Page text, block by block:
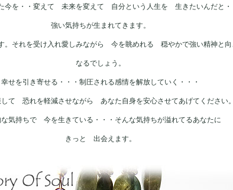
今を・・変えて 未来を変えて 自分という人生を 生きたいんだと・
強い気持ちが生まれてきます。
。それを受け入れ愛しみながら 今を眺めれる 穏やかで強い精神と向
なるでしょう。
幸せを引き寄せる・・・制圧される感情を解放していく・・・
して 恐れを軽減させながら あなた自身を安心させてあげてください。
気持ちで 今を生きている・・・そんな気持ちが溢れてるあなたに
きっと 出会えます。